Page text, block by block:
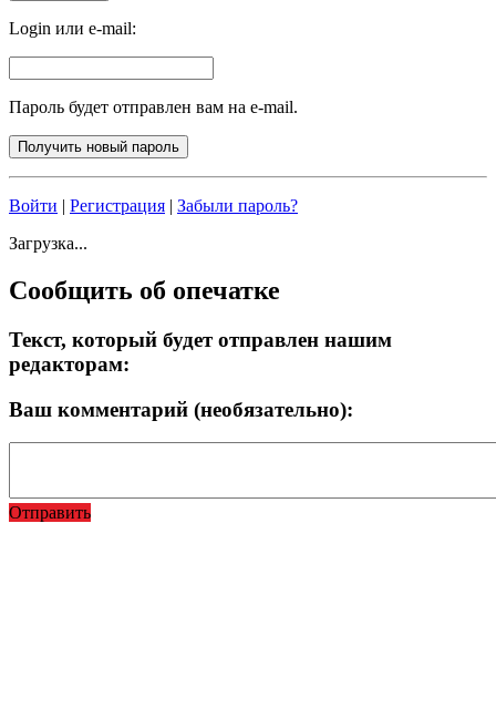
Login или e-mail:
Пароль будет отправлен вам на e-mail.
Войти | Регистрация | Забыли пароль?
Загрузка...
Сообщить об опечатке
Текст, который будет отправлен нашим
редакторам:
Ваш комментарий (необязательно):
Отправить